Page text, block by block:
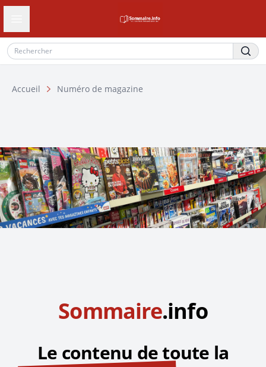
Ouvrir le tiroir de navigation
Accueil Numéro de magazine
Sommaire.info
Le contenu de toute la